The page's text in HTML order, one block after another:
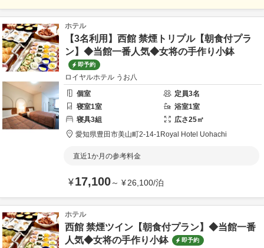
ホテル
【3名利用】西館 禁煙トリプル【朝食付プラ
ン】◆当館一番人気◆女将の手作り小鉢
即予約
ロイヤルホテル うお八
個室
定員3名
寝室1室 浴室1室
寝具3組 広さ25㎡
愛知県豊田市美山町2-14-1 Royal Hotel Uohachi
直近1か月の参考料金
¥17,100～ ¥26,100/泊
ホテル
西館 禁煙ツイン【朝食付プラン】◆当館一番
人気◆女将の手作り小鉢
即予約